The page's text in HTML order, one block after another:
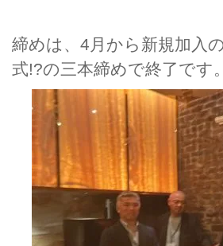
締めは、4月から新規加入
式!?の三本締めで終了です。